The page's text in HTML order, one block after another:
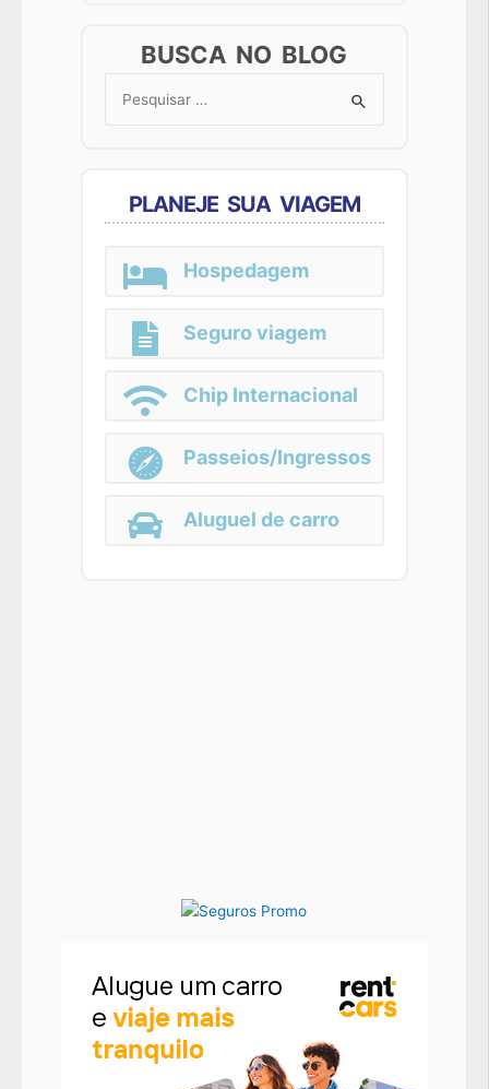
BUSCA NO BLOG
Search
PLANEJE SUA VIAGEM
Hospedagem
Seguro viagem
Chip Internacional
Passeios/Ingressos
Aluguel de carro